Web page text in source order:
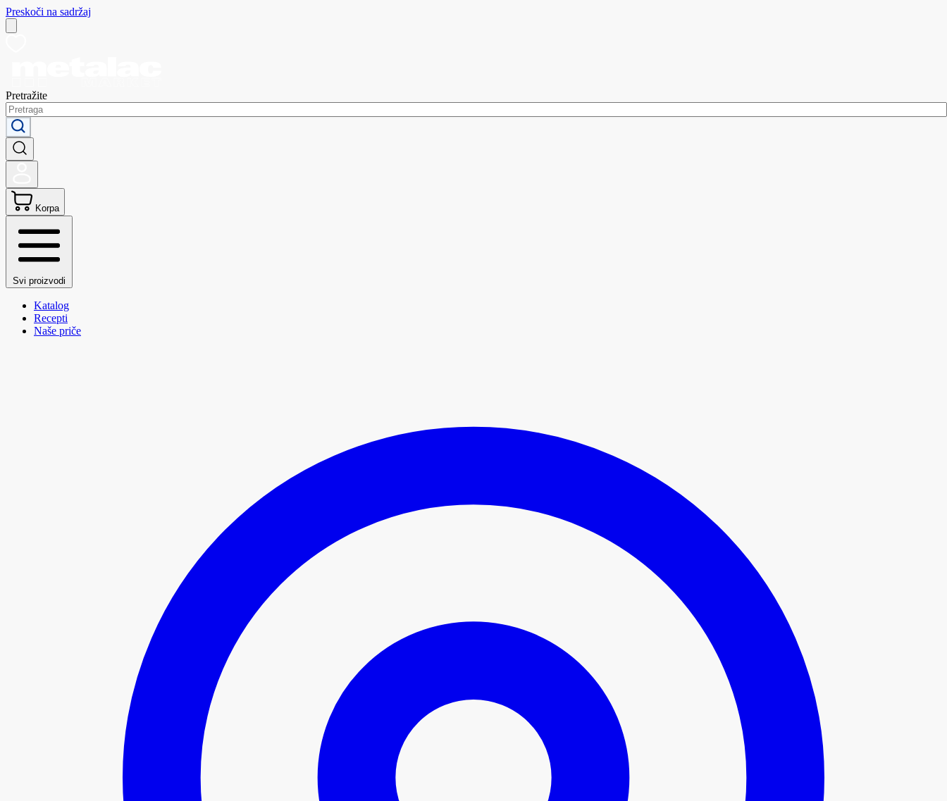
Preskoči na sadržaj
Pretražite
Korpa
Svi proizvodi
Katalog
Recepti
Naše priče